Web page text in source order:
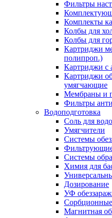
Фильтры
Комплекты
Колбы для
Колбы для
Картриджи
полипроп.)
Картриджи с
Картриджи
умягчающие
Мембраны и
Фильтры
Водоподготовка
Соль для
Умягчители
Системы
Фильтрующие
Системы
Химия для
Дозирование
УФ
Магнитная